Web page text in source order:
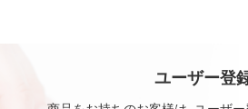
ユーザー登